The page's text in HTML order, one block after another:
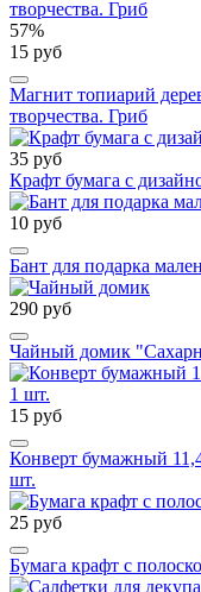
57%
15 руб
Магнит топиарий
творчества. Гриб
35 руб
Крафт бумага с
10 руб
Бант для подарка
290 руб
Чайный домик
15 руб
Конверт бумажный
шт.
25 руб
Бумага крафт с